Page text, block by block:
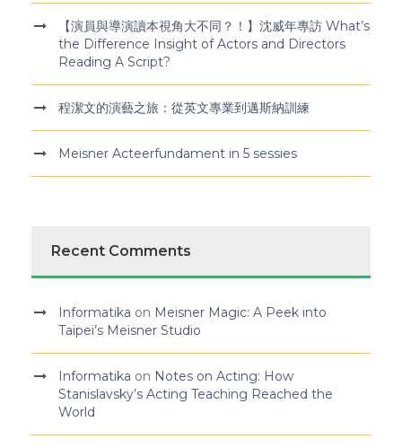
【演員與導演讀本視角大不同？！】沈威年專訪 What’s
the Difference Insight of Actors and Directors
Reading A Script?
程潔文的演藝之旅：從英文專業到邁斯納訓練
Meisner Acteerfundament in 5 sessies
Recent Comments
Informatika on Meisner Magic: A Peek into
Taipei’s Meisner Studio
Informatika on Notes on Acting: How
Stanislavsky’s Acting Teaching Reached the
World